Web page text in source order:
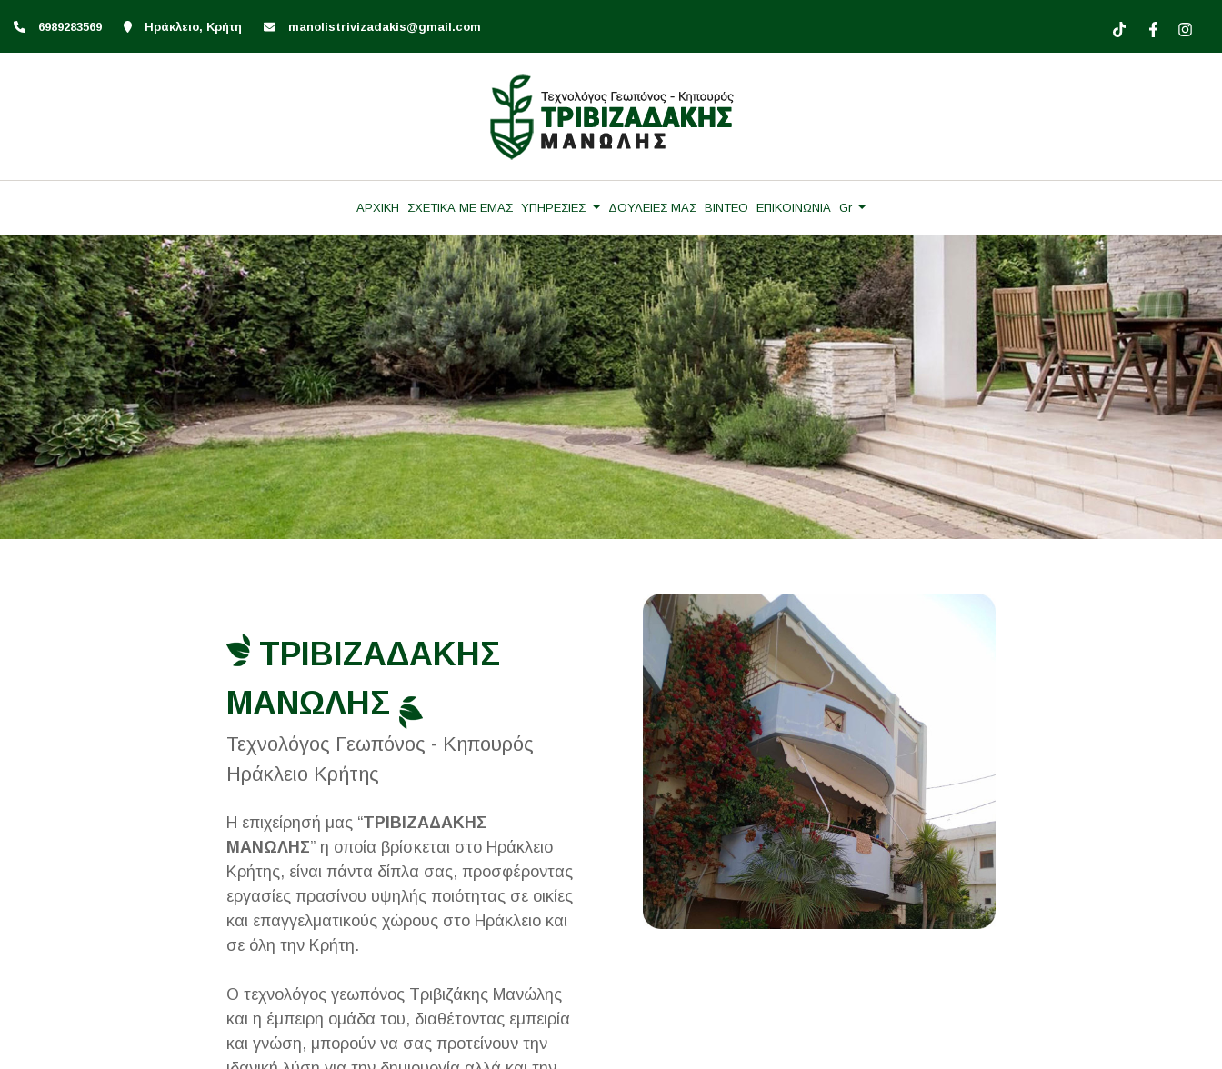
6989283569 Ηράκλειο, Κρήτη manolistrivizadakis@gmail.com
ΑΡΧΙΚΗ ΣΧΕΤΙΚΑ ΜΕ ΕΜΑΣ ΥΠΗΡΕΣΙΕΣ ΔΟΥΛΕΙΕΣ ΜΑΣ ΒΙΝΤΕΟ ΕΠΙΚΟΙΝΩΝΙΑ Gr
ΤΡΙΒΙΖΑΔΑΚΗΣ
ΜΑΝΩΛΗΣ
Τεχνολόγος Γεωπόνος - Κηπουρός
Ηράκλειο Κρήτης
Η επιχείρησή μας “ΤΡΙΒΙΖΑΔΑΚΗΣ
ΜΑΝΩΛΗΣ” η οποία βρίσκεται στο Ηράκλειο
Κρήτης, είναι πάντα δίπλα σας, προσφέροντας
εργασίες πρασίνου υψηλής ποιότητας σε οικίες
και επαγγελματικούς χώρους στο Ηράκλειο και
σε όλη την Κρήτη.
Ο τεχνολόγος γεωπόνος Τριβιζάκης Μανώλης
και η έμπειρη ομάδα του, διαθέτοντας εμπειρία
και γνώση, μπορούν να σας προτείνουν την